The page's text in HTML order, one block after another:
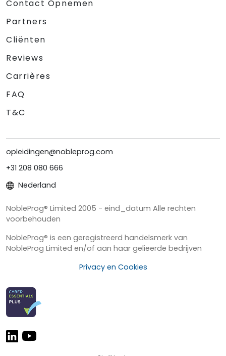
Contact Opnemen
Partners
Cliënten
Reviews
Carrières
FAQ
T&C
opleidingen@nobleprog.com
+31 208 080 666
Nederland
NobleProg® Limited 2005 - eind_datum Alle rechten
voorbehouden
NobleProg® is een geregistreerd handelsmerk van
NobleProg Limited en/of aan haar gelieerde bedrijven
Privacy en Cookies